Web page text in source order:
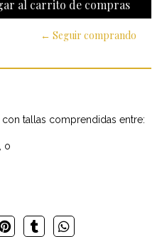
← Seguir comprando
tallas comprendidas entre:
o